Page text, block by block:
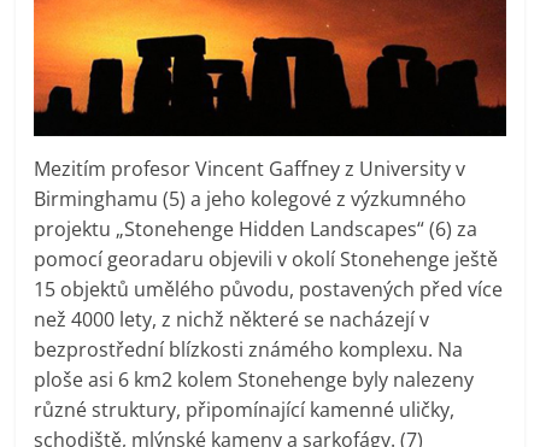
Mezitím profesor Vincent Gaffney z University v
Birminghamu (5) a jeho kolegové z výzkumného
projektu „Stonehenge Hidden Landscapes“ (6) za
pomocí georadaru objevili v okolí Stonehenge ještě
15 objektů umělého původu, postavených před více
než 4000 lety, z nichž některé se nacházejí v
bezprostřední blízkosti známého komplexu. Na
ploše asi 6 km2 kolem Stonehenge byly nalezeny
různé struktury, připomínající kamenné uličky,
schodiště, mlýnské kameny a sarkofágy. (7)